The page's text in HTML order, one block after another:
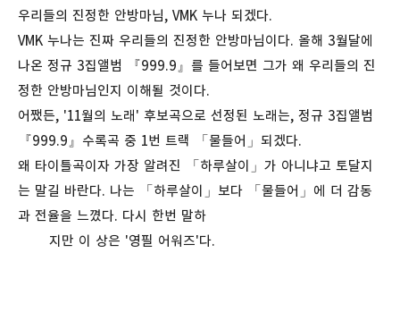
우리들의 진정한 안방마님, VMK 누나 되겠다.
VMK 누나는 진짜 우리들의 진정한 안방마님이다. 올해 3월달에
나온 정규 3집앨범 『999.9』를 들어보면 그가 왜 우리들의 진
정한 안방마님인지 이해될 것이다.
어쨌든, '11월의 노래' 후보곡으로 선정된 노래는, 정규 3집앨범
『999.9』수록곡 중 1번 트랙 「물들어」되겠다.
왜 타이틀곡이자 가장 알려진 「하루살이」가 아니냐고 토달지
는 말길 바란다. 나는 「하루살이」보다 「물들어」에 더 감동
과 전율을 느꼈다. 다시 한번 말하
지만 이 상은 '영필 어워즈'다.